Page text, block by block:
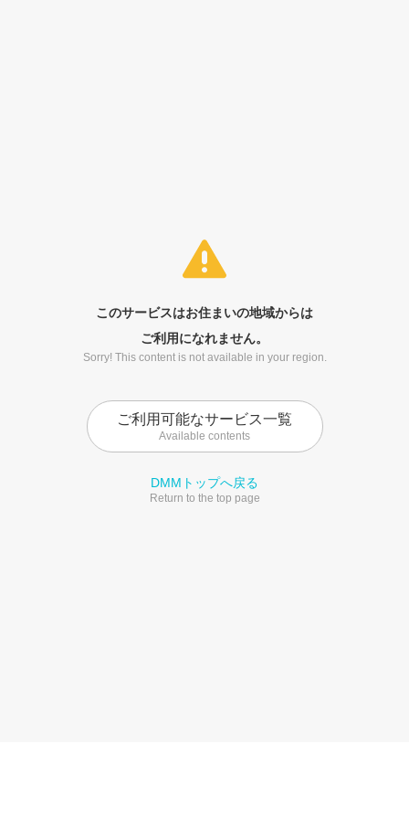
このサービスはお住まいの地域からは
ご利用になれません。
Sorry! This content is not available in your region.
ご利用可能なサービス一覧
Available contents
DMMトップへ戻る
Return to the top page